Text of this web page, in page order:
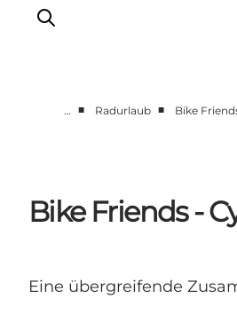
Shopping in
Übernachtung
… ■ Radurlaub ■ Bike
Bike Friends -
Eine übergreifende